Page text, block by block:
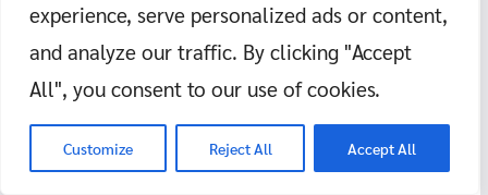
experience, serve personalized ads or content,
and analyze our traffic. By clicking "Accept
All", you consent to our use of cookies.
Customize Reject All Accept All
LATEST ช้างไทย ดราม่าออนไลน์
ลมหายใจสุดท้ายของหูพับ
4 กุมภาพันธ์ 2026 แม่หมีอุมา